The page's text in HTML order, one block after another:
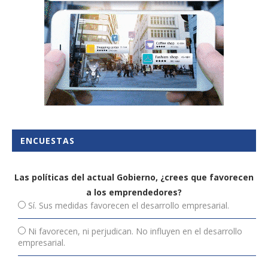
ENCUESTAS
Las políticas del actual Gobierno, ¿crees que favorecen
a los emprendedores?
Sí. Sus medidas favorecen el desarrollo empresarial.
Ni favorecen, ni perjudican. No influyen en el desarrollo
empresarial.